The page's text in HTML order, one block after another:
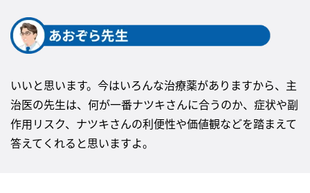
いいと思います。今はいろんな治療薬がありますから、主
治医の先生は、何が一番ナツキさんに合うのか、症状や副
作用リスク、ナツキさんの利便性や価値観などを踏まえて
答えてくれると思いますよ。